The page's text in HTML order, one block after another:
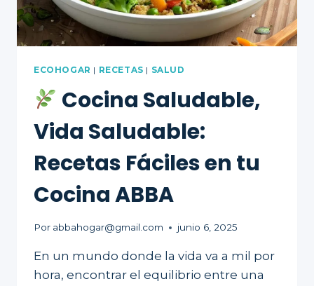
FUNCIONALES
ECOHOGAR | RECETAS | SALUD
Cocina Saludable,
Vida Saludable:
Recetas Fáciles en tu
Cocina ABBA
Por abbahogar@gmail.com junio 6, 2025
En un mundo donde la vida va a mil por
hora, encontrar el equilibrio entre una